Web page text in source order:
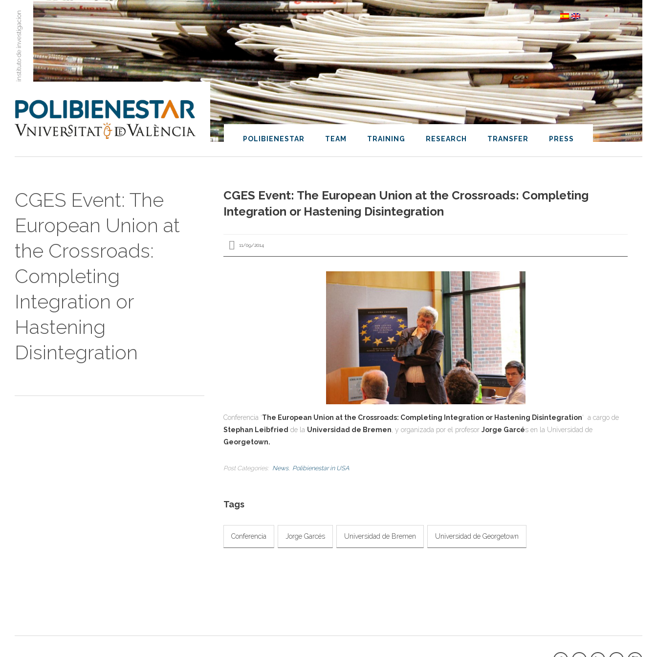
instituto de investigacion
POLIBIENESTAR TEAM TRAINING RESEARCH TRANSFER PRESS
CGES Event: The
European Union at
the Crossroads:
Completing
Integration or
Hastening
Disintegration
CGES Event: The European Union at the Crossroads: Completing
Integration or Hastening Disintegration
11/09/2014
Conferencia ‘The European Union at the Crossroads: Completing Integration or Hastening Disintegration‘ a cargo de
Stephan Leibfried de la Universidad de Bremen , y organizada por el profesorJorge Garcés en la Universidad de
Georgetown.
Post Categories News Polibienestar in USA
Tags
Conferencia Jorge Garcés Universidad de Bremen Universidad de Georgetown